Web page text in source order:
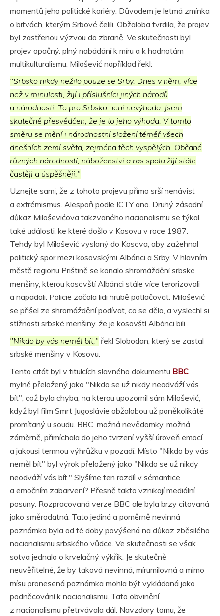
momentů jeho politické kariéry. Důvodem je letmá zmínka
o bitvách, kterým Srbové čelili. Obžaloba tvrdila, že projev
byl zastřenou výzvou do zbraně. Ve skutečnosti byl
projev opačný, plný nabádání k míru a k hodnotám
multikulturalismu. Milošević například řekl:
"Srbsko nikdy nežilo pouze se Srby. Dnes v něm, více
než v minulosti, žijí i příslušníci jiných národů
a národností. To pro Srbsko není nevýhoda. Jsem
skutečně přesvědčen, že je to jeho výhoda. V tomto
směru se mění i národnostní složení téměř všech
dnešních zemí světa, zejména těch vyspělých. Občané
různých národností, náboženství a ras spolu žijí stále
častěji a úspěšněji."
Uznejte sami, že z tohoto projevu přímo srší nenávist
a extrémismus. Alespoň podle ICTY ano. Druhý zásadní
důkaz Miloševićova takzvaného nacionalismu se týkal
také události, ke které došlo v Kosovu v roce 1987.
Tehdy byl Milošević vyslaný do Kosova, aby zažehnal
politický spor mezi kosovskými Albánci a Srby. V hlavním
městě regionu Prištině se konalo shromáždění srbské
menšiny, kterou kosovští Albánci stále více terorizovali
a napadali. Policie začala lidi hrubě potlačovat. Milošević
se přišel ze shromáždění podívat, co se dělo, a vyslechl si
stížnosti srbské menšiny, že je kosovští Albánci bili.
"Nikdo by vás neměl bít," řekl Slobodan, který se zastal
srbské menšiny v Kosovu.
Tento citát byl v titulcích slavného dokumentu BBC
mylně přeložený jako "Nikdo se už nikdy neodváží vás
bít", což byla chyba, na kterou upozornil sám Milošević,
když byl film Smrt Jugoslávie obžalobou už poněkolikáté
promítaný u soudu. BBC, možná nevědomky, možná
záměrně, přimíchala do jeho tvrzení vyšší úroveň emocí
a jakousi temnou výhrůžku v pozadí. Místo "Nikdo by vás
neměl bít" byl výrok přeložený jako "Nikdo se už nikdy
neodváží vás bít." Slyšíme ten rozdíl v sémantice
a emočním zabarvení? Přesně takto vznikají mediální
posuny. Rozpracovaná verze BBC ale byla brzy citovaná
jako směrodatná. Tato jediná a poměrně nevinná
poznámka byla od té doby povýšená na důkaz zběsilého
nacionalismu srbského vůdce. Ve skutečnosti se však
sotva jednalo o krvelačný výkřik. Je skutečně
neuvěřitelné, že by taková nevinná, mírumilovná a mimo
mísu pronesená poznámka mohla být vykládaná jako
podněcování k nacionalismu. Tato obvinění
z nacionalismu přetrvávala dál. Navzdory tomu, že